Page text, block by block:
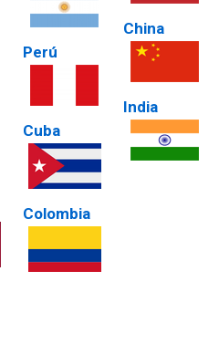
Perú
Cuba
Colombia
China
India